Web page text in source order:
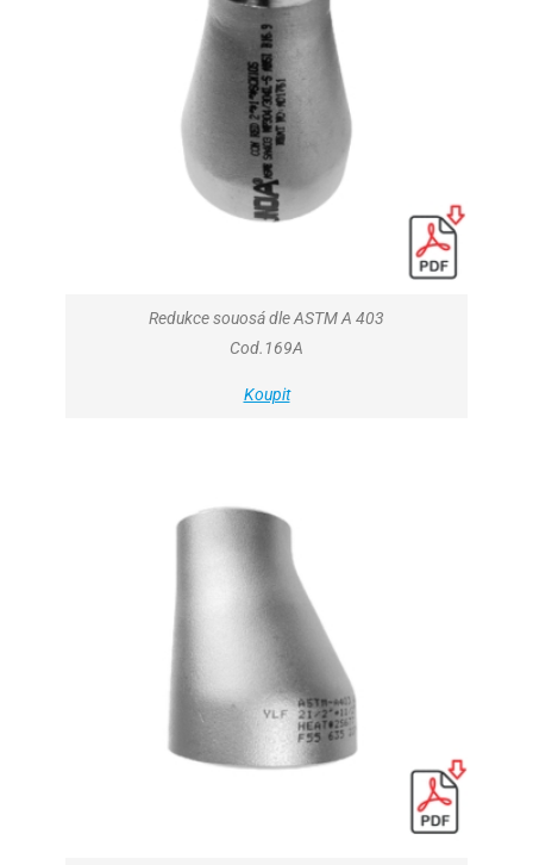
Redukce souosá dle ASTM A 403
Cod.169A
Koupit